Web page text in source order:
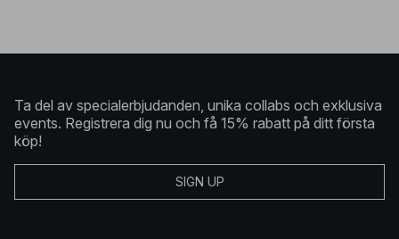
Ta del av specialerbjudanden, unika collabs och exklusiva
events. Registrera dig nu och få 15% rabatt på ditt första
köp!
SIGN UP